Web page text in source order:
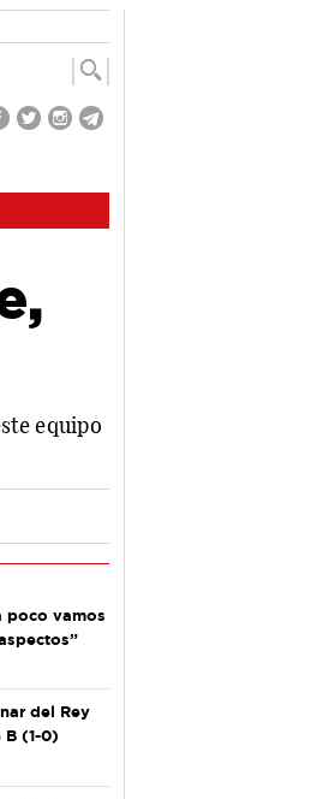
equipo
poco vamos
del Rey
B (1-0)